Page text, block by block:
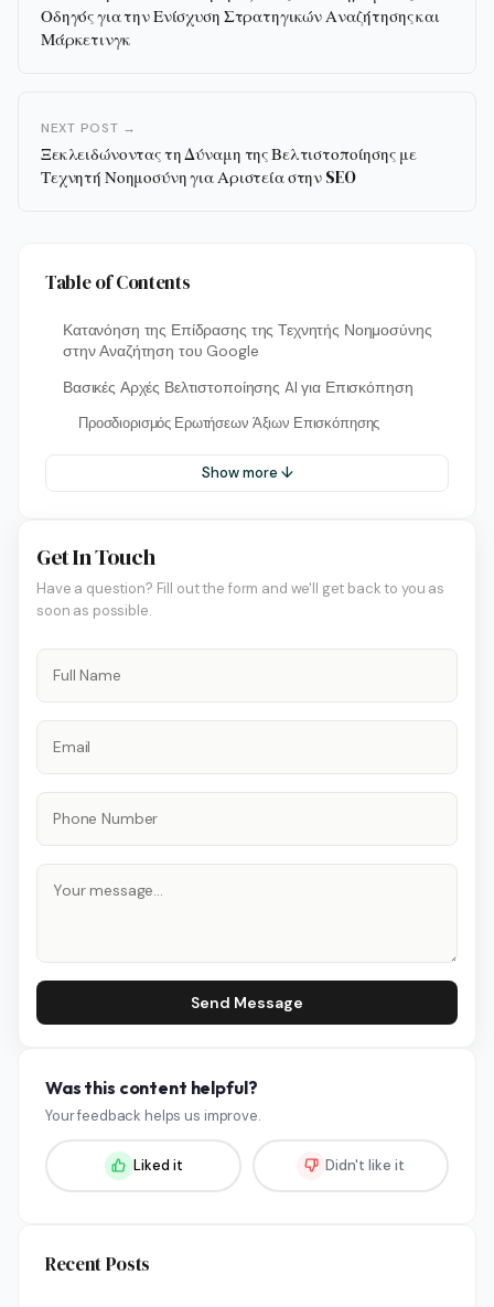
Οδηγός για την Ενίσχυση Στρατηγικών Αναζήτησης και
Μάρκετινγκ
NEXT POST →
Ξεκλειδώνοντας τη Δύναμη της Βελτιστοποίησης με
Τεχνητή Νοημοσύνη για Αριστεία στην SEO
Table of Contents
Κατανόηση της Επίδρασης της Τεχνητής Νοημοσύνης
στην Αναζήτηση του Google
Βασικές Αρχές Βελτιστοποίησης AI για Επισκόπηση
Προσδιορισμός Ερωτήσεων Άξιων Επισκόπησης
Show more ↓
Get In Touch
Have a question? Fill out the form and we'll get back to you as
soon as possible.
Send Message
Was this content helpful?
Your feedback helps us improve.
Liked it Didn't like it
Recent Posts